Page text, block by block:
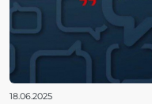
18.06.2025